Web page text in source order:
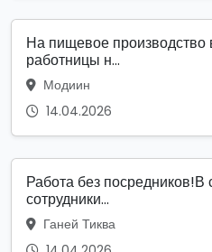
На пищевое
работницы н...
Модиин
14.04.2026
Работа без посредников!В
сотрудники...
Ганей Тиква